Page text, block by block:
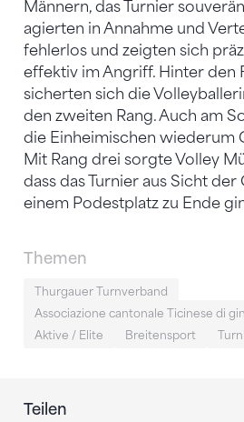
Männern, das Turnier
agierten in Annahme und
fehlerlos und zeigten sich
effektiv im Angriff. Hinter den
sicherten sich die
den zweiten Rang. Auch am
die Einheimischen wiederum
Mit Rang drei sorgte Volley
dass das Turnier aus Sicht
einem Podestplatz zu Ende
Themen
Thurgauer Turnverband
Associazione cantonale Ticinese di
Aktive / Elite
Breitensport
Teilen